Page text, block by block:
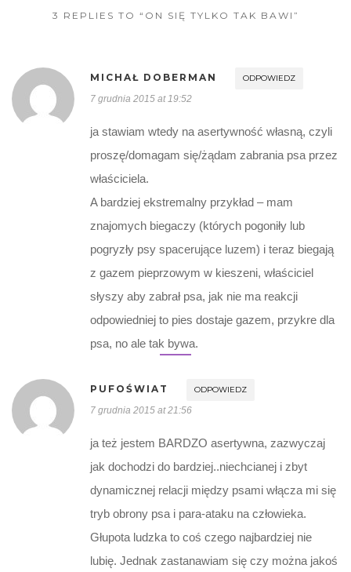
3 REPLIES TO “ON SIĘ TYLKO TAK BAWI”
MICHAŁ DOBERMAN ODPOWIEDZ
7 grudnia 2015 at 19:52
ja stawiam wtedy na asertywność własną, czyli
proszę/domagam się/żądam zabrania psa przez
właściciela.
A bardziej ekstremalny przykład – mam
znajomych biegaczy (których pogoniły lub
pogryzły psy spacerujące luzem) i teraz biegają
z gazem pieprzowym w kieszeni, właściciel
słyszy aby zabrał psa, jak nie ma reakcji
odpowiedniej to pies dostaje gazem, przykre dla
psa, no ale tak bywa.
PUFOŚWIAT ODPOWIEDZ
7 grudnia 2015 at 21:56
ja też jestem BARDZO asertywna, zazwyczaj
jak dochodzi do bardziej..niechcianej i zbyt
dynamicznej relacji między psami włącza mi się
tryb obrony psa i para-ataku na człowieka.
Głupota ludzka to coś czego najbardziej nie
lubię. Jednak zastanawiam się czy można jakoś